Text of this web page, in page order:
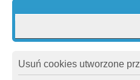
Usuń cookies utworzone